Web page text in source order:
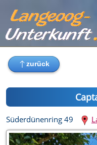
Süderdünenring 49